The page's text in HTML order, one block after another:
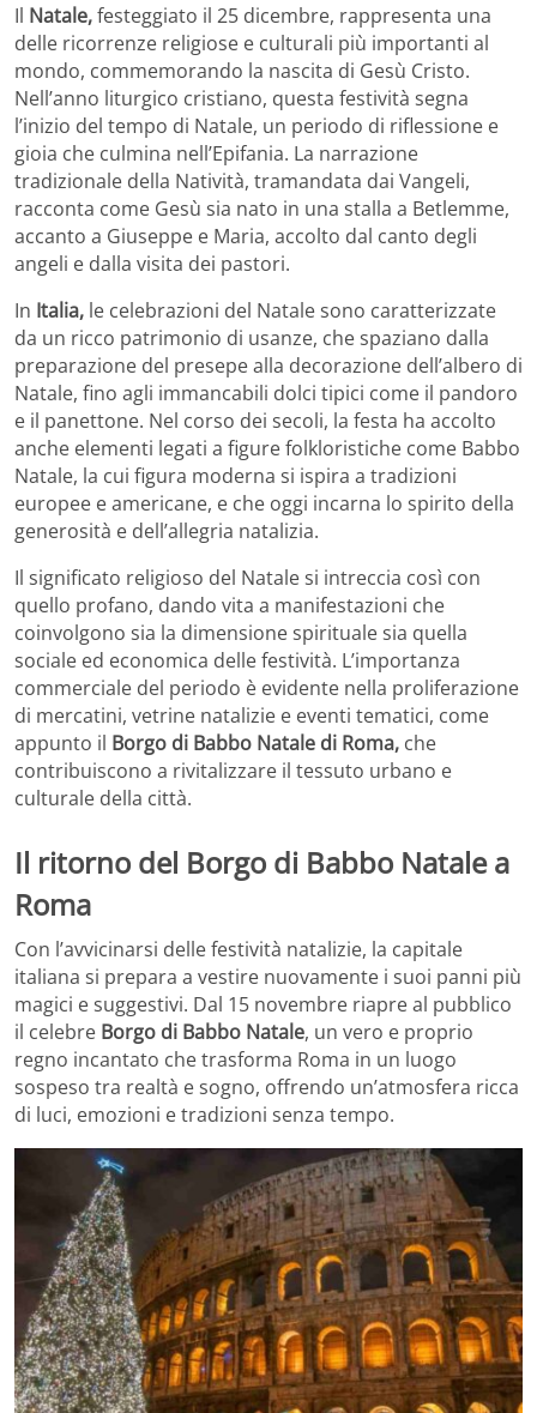
Il Natale,festeggiato il 25 dicembre, rappresenta una
delle ricorrenze religiose e culturali più importanti al
mondo, commemorando la nascita di Gesù Cristo.
Nell’anno liturgico cristiano, questa festività segna
l’inizio del tempo di Natale, un periodo di riflessione e
gioia che culmina nell’Epifania. La narrazione
tradizionale della Natività, tramandata dai Vangeli,
racconta come Gesù sia nato in una stalla a Betlemme,
accanto a Giuseppe e Maria, accolto dal canto degli
angeli e dalla visita dei pastori.
In Italia, le celebrazioni del Natale sono caratterizzate
da un ricco patrimonio di usanze, che spaziano dalla
preparazione del presepe alla decorazione dell’albero di
Natale, fino agli immancabili dolci tipici come il pandoro
e il panettone. Nel corso dei secoli, la festa ha accolto
anche elementi legati a figure folkloristiche come Babbo
Natale, la cui figura moderna si ispira a tradizioni
europee e americane, e che oggi incarna lo spirito della
generosità e dell’allegria natalizia.
Il significato religioso del Natale si intreccia così con
quello profano, dando vita a manifestazioni che
coinvolgono sia la dimensione spirituale sia quella
sociale ed economica delle festività. L’importanza
commerciale del periodo è evidente nella proliferazione
di mercatini, vetrine natalizie e eventi tematici, come
appunto il Borgo di Babbo Natale di Roma, che
contribuiscono a rivitalizzare il tessuto urbano e
culturale della città.
Il ritorno del Borgo di Babbo Natale a
Roma
Con l’avvicinarsi delle festività natalizie, la capitale
italiana si prepara a vestire nuovamente i suoi panni più
magici e suggestivi. Dal 15 novembre riapre al pubblico
il celebre Borgo di Babbo Natale, un vero e proprio
regno incantato che trasforma Roma in un luogo
sospeso tra realtà e sogno, offrendo un’atmosfera ricca
di luci, emozioni e tradizioni senza tempo.